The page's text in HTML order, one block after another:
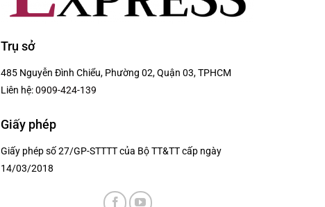
Trụ sở
485 Nguyễn Đình Chiểu, Phường 02, Quận 03, TPHCM
Liên hệ:0909-424-139
Giấy phép
Giấy phép số 27/GP-STTTT của Bộ TT&TT cấp ngày
14/03/2018